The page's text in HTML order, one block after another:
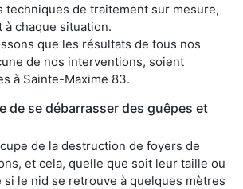
techniques de traitement sur mesure,
chaque situation.
que les résultats de tous nos
de nos interventions, soient
à Sainte-Maxime 83.
de se débarrasser des guêpes et
de la destruction de foyers de
et cela, quelle que soit leur taille ou
si le nid se retrouve à quelques mètres